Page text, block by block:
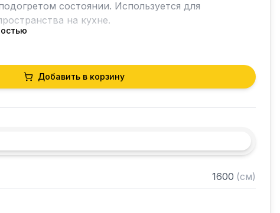
состоянии. Используется для
на кухне.
нижний без подогрева
стали марки AISI 304 толщиной 0,8 мм
Добавить в корзину
1600 (см)